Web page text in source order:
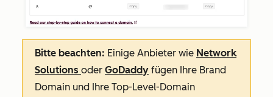
Bitte beachten: Einige Anbieter wie Network
Solutions oder GoDaddy fügen Ihre Brand
Domain und Ihre Top-Level-Domain